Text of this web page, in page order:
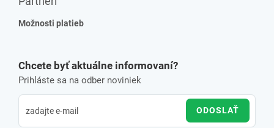
Možnosti platieb
Chcete byť aktuálne informovaní?
Prihláste sa na odber noviniek
ODOSLAŤ